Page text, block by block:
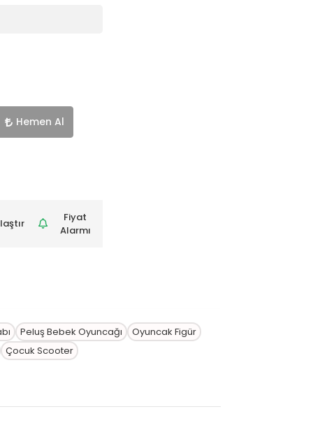
Hemen Al
Fiyat
Alarmı
Peluş Bebek Oyuncağı
Oyuncak Figür
Çocuk Scooter